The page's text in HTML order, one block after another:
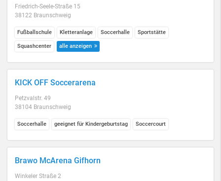
Friedrich-Seele-Straße 15
38122 Braunschweig
Fußballschule Kletteranlage Soccerhalle Sportstätte
Squashcenter alle anzeigen
KICK OFF Soccerarena
Petzvalstr. 49
38104 Braunschweig
Soccerhalle geeignet für Kindergeburtstag Soccercourt
Brawo McArena Gifhorn
Winkeler Straße 2